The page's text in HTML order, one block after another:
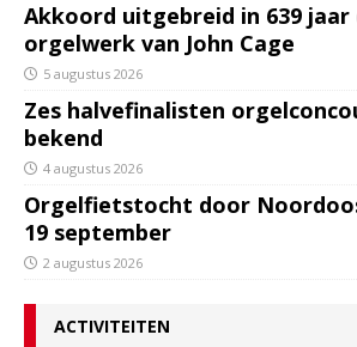
Akkoord uitgebreid in 639 jaar
orgelwerk van John Cage
5 augustus 2026
Zes halvefinalisten
bekend
4 augustus 2026
Orgelfietstocht door
19 september
2 augustus 2026
ACTIVITEITEN